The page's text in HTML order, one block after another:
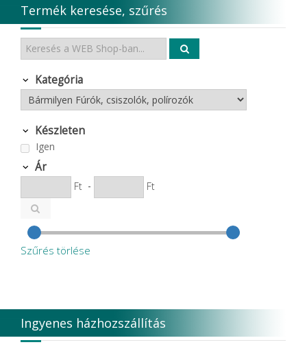
Termék keresése, szűrés
Kategória
Készleten
Igen
Ár
Ft - Ft
Szűrés törlése
Ingyenes házhozszállítás